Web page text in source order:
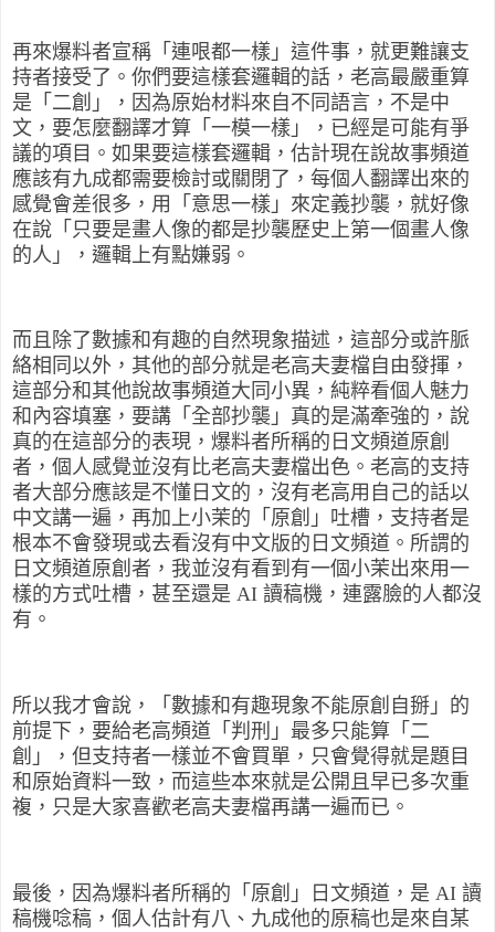
再來爆料者宣稱「連哏都一樣」這件事，就更難讓支
持者接受了。你們要這樣套邏輯的話，老高最嚴重算
是「二創」，因為原始材料來自不同語言，不是中
文，要怎麼翻譯才算「一模一樣」，已經是可能有爭
議的項目。如果要這樣套邏輯，估計現在說故事頻道
應該有九成都需要檢討或關閉了，每個人翻譯出來的
感覺會差很多，用「意思一樣」來定義抄襲，就好像
在說「只要是畫人像的都是抄襲歷史上第一個畫人像
的人」，邏輯上有點嫌弱。
而且除了數據和有趣的自然現象描述，這部分或許脈
絡相同以外，其他的部分就是老高夫妻檔自由發揮，
這部分和其他說故事頻道大同小異，純粹看個人魅力
和內容填塞，要講「全部抄襲」真的是滿牽強的，說
真的在這部分的表現，爆料者所稱的日文頻道原創
者，個人感覺並沒有比老高夫妻檔出色。老高的支持
者大部分應該是不懂日文的，沒有老高用自己的話以
中文講一遍，再加上小茉的「原創」吐槽，支持者是
根本不會發現或去看沒有中文版的日文頻道。所謂的
日文頻道原創者，我並沒有看到有一個小茉出來用一
樣的方式吐槽，甚至還是 AI 讀稿機，連露臉的人都沒
有。
所以我才會說，「數據和有趣現象不能原創自掰」的
前提下，要給老高頻道「判刑」最多只能算「二
創」，但支持者一樣並不會買單，只會覺得就是題目
和原始資料一致，而這些本來就是公開且早已多次重
複，只是大家喜歡老高夫妻檔再講一遍而已。
最後，因為爆料者所稱的「原創」日文頻道，是 AI 讀
稿機唸稿，個人估計有八、九成他的原稿也是來自某